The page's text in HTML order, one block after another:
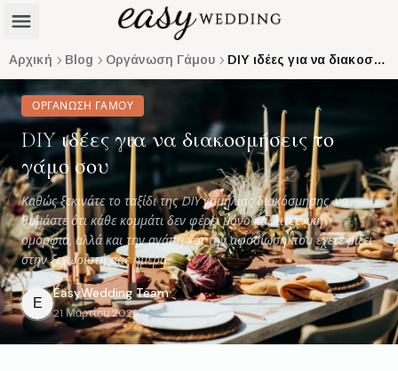
Αρχική Blog Οργάνωση Γάμου DIY ιδέες για να διακοσμήσεις το γάμο σου
ΟΡΓΆΝΩΣΗ ΓΆΜΟΥ
DIY ιδέες για να διακοσμήσεις το
γάμο σου
Καθώς ξεκινάτε το ταξίδι της DIY γαμήλιας διακόσμησης, να
θυμάστε ότι κάθε κομμάτι δεν φέρει μόνο καλλιτεχνική
ομορφιά, αλλά και την αγάπη και την αφοσίωση που έχετε ρίξει
στην ξεχωριστή σας ημέρα.
E
EasyWedding Team
21 Μαρτίου 2025